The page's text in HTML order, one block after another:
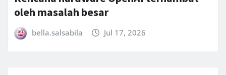
oleh masalah besar
bella.salsabila Jul 17, 2026